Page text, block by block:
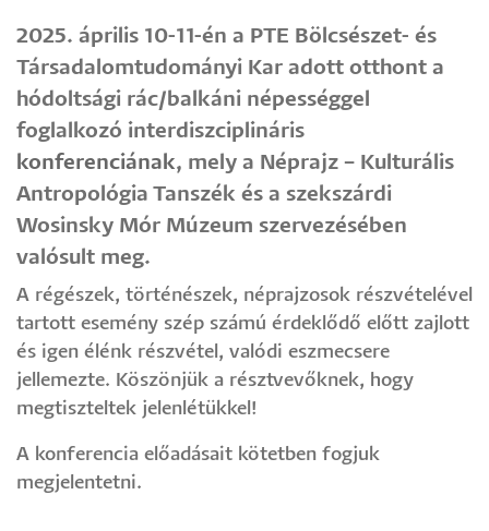
2025. április 10-11-én a PTE Bölcsészet- és
Társadalomtudományi Kar adott otthont a
hódoltsági rác/balkáni népességgel
foglalkozó interdiszciplináris
konferenciának, mely a Néprajz – Kulturális
Antropológia Tanszék és a szekszárdi
Wosinsky Mór Múzeum szervezésében
valósult meg.
A régészek, történészek, néprajzosok részvételével
tartott esemény szép számú érdeklődő előtt zajlott
és igen élénk részvétel, valódi eszmecsere
jellemezte. Köszönjük a résztvevőknek, hogy
megtiszteltek jelenlétükkel!
A konferencia előadásait kötetben fogjuk
megjelentetni.